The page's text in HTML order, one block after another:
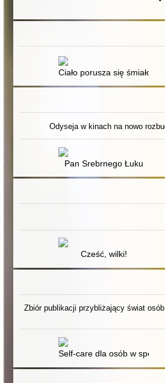
Ciało porusza się śmiało
Odyseja w kinach na nowo
Pan Srebrnego Łuku
Cześć, wilki!
Zbiór publikacji przybliżający świat
Self-care dla osób w